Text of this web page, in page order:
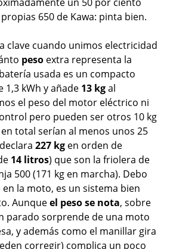
650 de Kawa: pinta bien.
clave cuando unimos electricidad
peso extra representa la
usada es un compacto
1,3 kWh y añade 13 kgal
el peso del motor eléctrico ni
pero pueden ser otros 10 kg
total serían al menos unos 25
227 kg en orden de
14 litros) que son la friolera de
500 (171 kg en marcha). Debo
la moto, es un sistema bien
Aunqueel peso se nota, sobre
parado sorprende de una moto
y además como el manillar gira
corregir) complica un poco